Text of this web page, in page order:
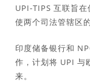
UPI-TIPS 互联旨
使两个司法管辖区
印度储备银行和
作，计划将 UPI 与
来。